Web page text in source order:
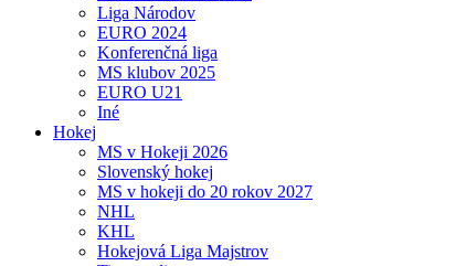
Liga Národov
EURO 2024
Konferenčná liga
MS klubov 2025
EURO U21
Iné
Hokej
MS v Hokeji 2026
Slovenský hokej
MS v hokeji do 20 rokov 2027
NHL
KHL
Hokejová Liga Majstrov